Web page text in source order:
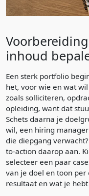
inhoud
Een sterk portfolio
het, voor wie en wat
zoals solliciteren,
opleiding, want dat
Schets daarna je
wil, een hiring
die diepgang
to-action daarop aan.
selecteer een paar
van je doel en toon per
resultaat en wat je